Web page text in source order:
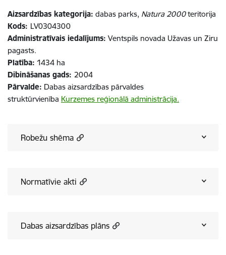
Aizsardzības kategorija: dabas parks, Natura 2000teritorija
Kods: LV0304300
Administratīvais iedalījums: Ventspils novada Užavas un Ziru
pagasts.
Platība: 1434 ha
Dibināšanas gads: 2004
Pārvalde: Dabas aizsardzības pārvaldes
struktūrvienība Kurzemes reģionālā administrācija.
Robežu shēma
Normatīvie akti
Dabas aizsardzības plāns